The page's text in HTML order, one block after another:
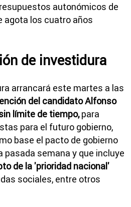
autonómicos de
agota los cuatro años
de investidura
arrancará este martes a las
del candidato Alfonso
límite de tiempo,para
para el futuro gobierno,
base el pacto de gobierno
pasada semana y que incluye
de la 'prioridad nacional'
sociales, entre otros